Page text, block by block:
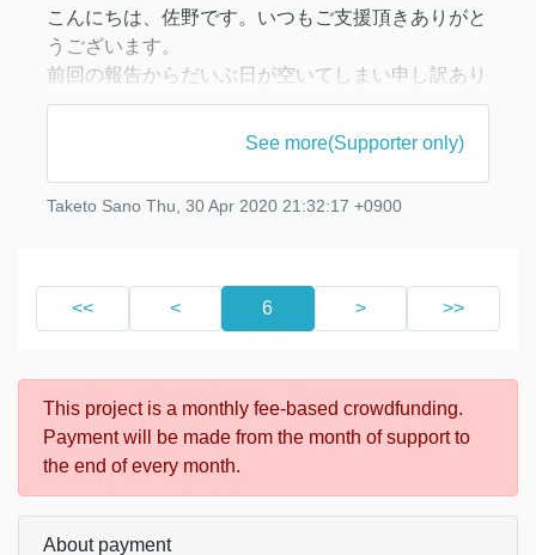
https://blo
こんにちは、佐野です。いつもご支援頂きありがと
うございます。
前回の報告からだいぶ日が空いてしまい申し訳あり
ません。
4月から博士課程2年生となり、学振の特別研究員
を経てようやく受諾されました。
先月末に行った iPad アプリ開発のクラウドファン
See more(Supporter only)
Taketo Sano Thu, 30 Apr 2020 21:32:17 +0900
<< < 6 > >>
This project is a monthly fee-based crowdfunding.
Payment will be made from the month of support to
the end of every month.
About payment